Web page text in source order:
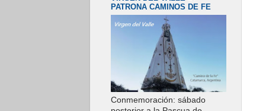
PATRONA CAMINOS DE FE
Conmemoración: sábado